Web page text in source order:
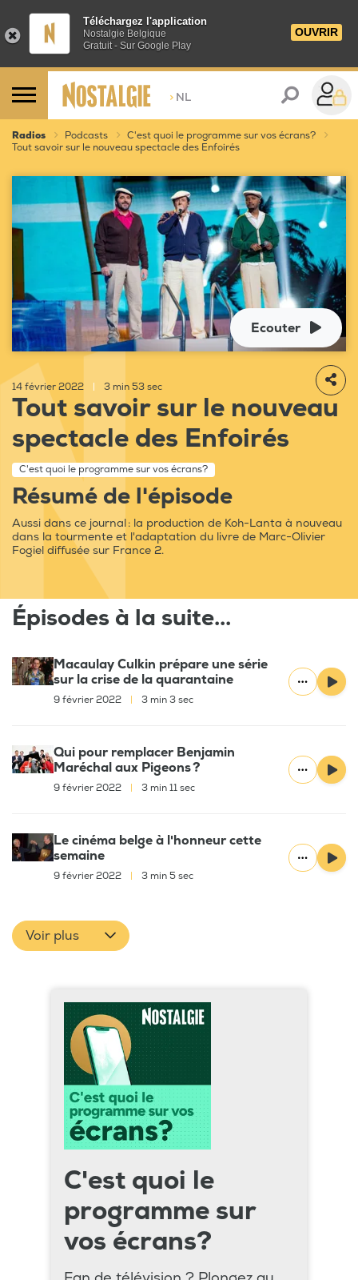
Téléchargez l'application
Nostalgie Belgique
Gratuit - Sur Google Play
OUVRIR
> NL
Radios Podcasts
C'est quoi le programme sur vos écrans?
Tout savoir sur le nouveau spectacle des Enfoirés
Ecouter
14 février 2022 3 min 53 sec
Tout savoir sur le nouveau
spectacle des Enfoirés
C'est quoi le programme sur vos écrans?
Résumé de l'épisode
Aussi dans ce journal : la production de Koh-Lanta à nouveau
dans la tourmente et l'adaptation du livre de Marc-Olivier
Fogiel diffusée sur France 2.
Épisodes à la suite...
Macaulay Culkin prépare une série
sur la crise de la quarantaine
9 février 2022 3 min 3 sec
Qui pour remplacer Benjamin
Maréchal aux Pigeons ?
9 février 2022 3 min 11 sec
Le cinéma belge à l'honneur cette
semaine
9 février 2022 3 min 5 sec
Voir plus
C'est quoi le
programme sur
vos écrans?